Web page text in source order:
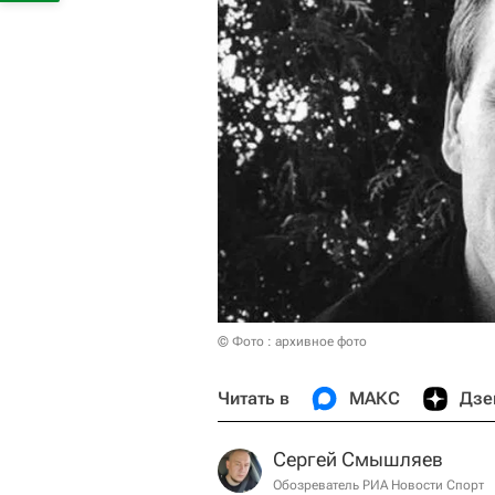
© Фото : архивное фото
Читать в МАКС
Сергей Смышляев
Обозреватель РИА Новости Спорт